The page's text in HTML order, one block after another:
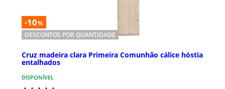
-10%
DESCONTOS POR QUANTIDADE
Cruz madeira clara Primeira Comunhão cálice hóstia
entalhados
DISPONÍVEL